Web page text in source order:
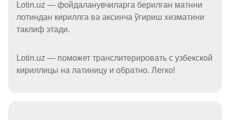
Lotin.uz — фойдаланувчиларга берилган матнни
лотиндан кириллга ва аксинча ўгириш хизматини
таклиф этади.
Lotin.uz — поможет транслитерировать с узбекской
кириллицы на латиницу и обратно. Легко!